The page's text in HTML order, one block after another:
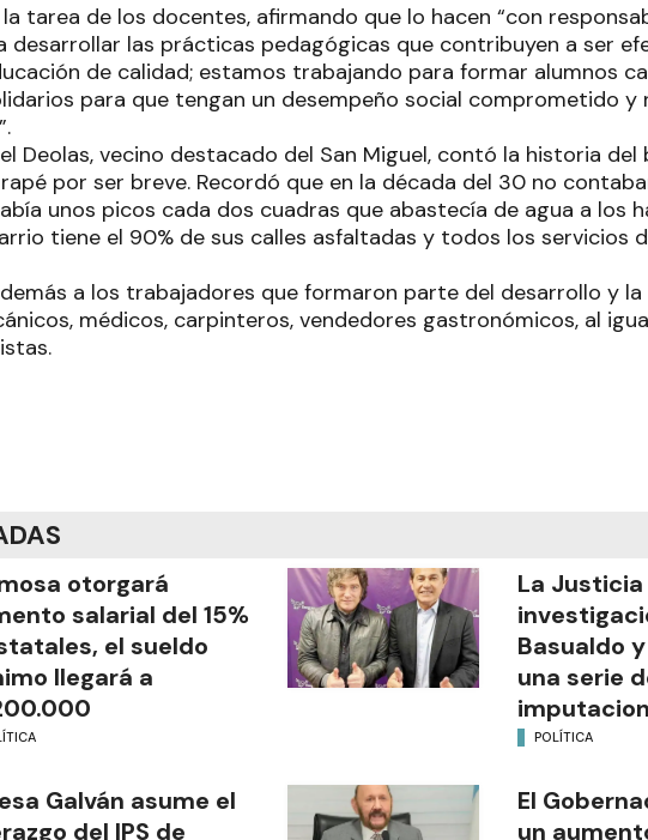
tarea de los docentes, afirmando que lo hacen “con
desarrollar las prácticas pedagógicas que contribuyen a ser
de calidad; estamos trabajando para formar alumnos
para que tengan un desempeño social comprometido y
Deolas, vecino destacado del San Miguel, contó la historia del
por ser breve. Recordó que en la década del 30 no
unos picos cada dos cuadras que abastecía de agua a los
tiene el 90% de sus calles asfaltadas y todos los servicios
a los trabajadores que formaron parte del desarrollo y
médicos, carpinteros, vendedores gastronómicos, al
otorgará
salarial del 15%
el sueldo
llegará a
La
Basualdo
una serie
POLÍTICA
Galván asume el
del IPS de
El
un